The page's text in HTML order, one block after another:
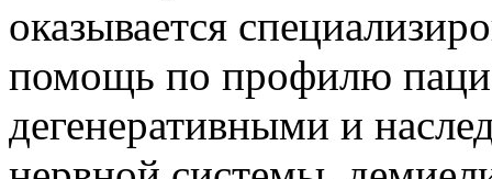
оказывается
помощь по профилю
дегенеративными и